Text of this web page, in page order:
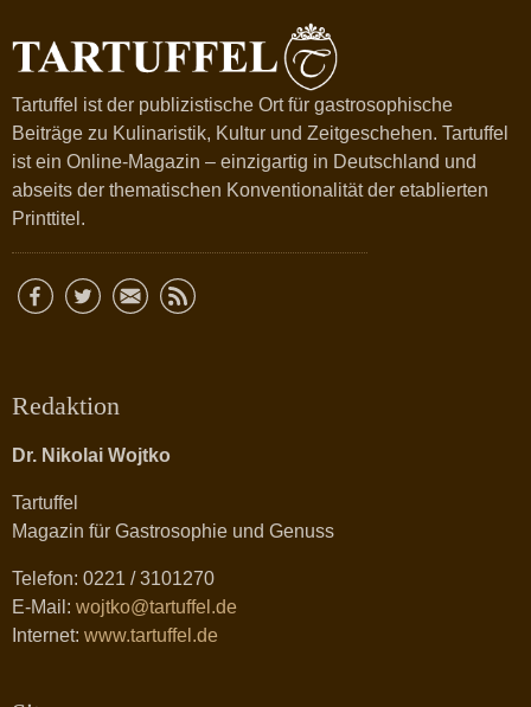
Tartuffel ist der publizistische Ort für gastrosophische
Beiträge zu Kulinaristik, Kultur und Zeitgeschehen. Tartuffel
ist ein Online-Magazin – einzigartig in Deutschland und
abseits der thematischen Konventionalität der etablierten
Printtitel.
Redaktion
Dr. Nikolai Wojtko
Tartuffel
Magazin für Gastrosophie und Genuss
Telefon: 0221 / 3101270
E-Mail: wojtko@tartuffel.de
Internet: www.tartuffel.de